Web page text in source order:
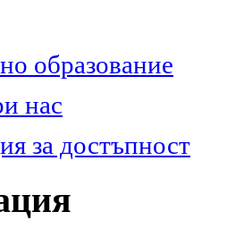
образование
нас
за достъпност